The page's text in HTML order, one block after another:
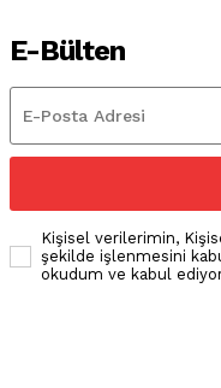
E-Bülten
Kişisel verilerimin,
şekilde işlenmesini
okudum ve kabul